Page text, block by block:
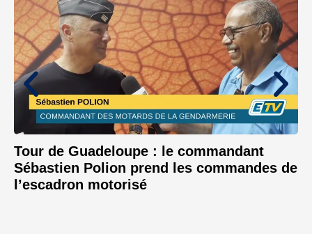
Tour de Guadeloupe : le commandant
Sébastien Polion prend les commandes de
l’escadron motorisé